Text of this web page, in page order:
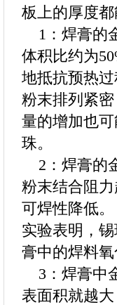
板上的厚度
1：焊膏的
体积比约为
地抵抗预热
粉末排列紧
量的增加也
珠。
2：焊膏的
粉末结合阻
可焊性降低。
实验表明，
膏中的焊料
3：焊膏中
表面积就越